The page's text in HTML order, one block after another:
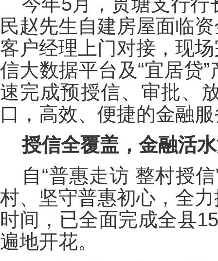
民赵先生自建房屋面临
客户经理上门对接，现
信大数据平台及“宜居贷
速完成预授信、审批、
口，高效、便捷的金融
授信全覆盖，金融活
自“普惠走访 整村授
村、坚守普惠初心，全
时间，已全面完成全县
遍地开花。